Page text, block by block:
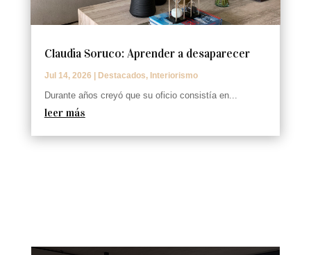
Claudia Soruco: Aprender a desaparecer
Jul 14, 2026 | Destacados, Interiorismo
Durante años creyó que su oficio consistía en...
leer más